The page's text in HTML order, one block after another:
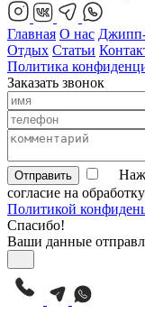
Главная О нас
Отдых Статьи
Политика
Заказать звонок
Отправить
согласие на обработку
Политикой
Спасибо!
Ваши данные